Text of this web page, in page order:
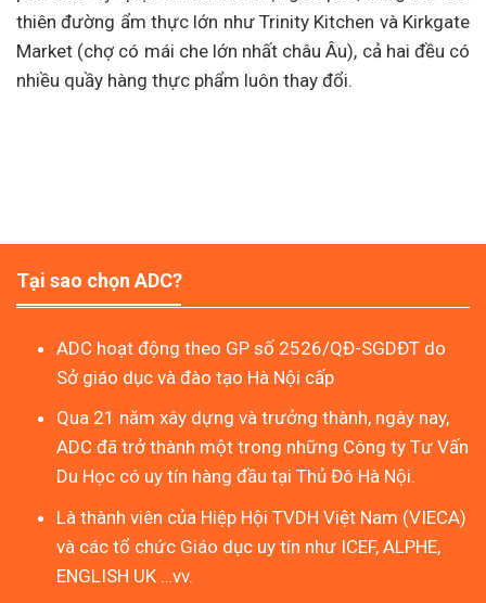
thiên đường ẩm thực lớn như Trinity Kitchen và Kirkgate
Market (chợ có mái che lớn nhất châu Âu), cả hai đều có
nhiều quầy hàng thực phẩm luôn thay đổi.
Tại sao chọn ADC?
ADC hoạt động theo GP số 2526/QĐ-SGDĐT do
Sở giáo dục và đào tạo Hà Nội cấp
Qua 21 năm xây dựng và trưởng thành, ngày nay,
ADC đã trở thành một trong những Công ty Tư Vấn
Du Học có uy tín hàng đầu tại Thủ Đô Hà Nội.
Là thành viên của Hiệp Hội TVDH Việt Nam (VIECA)
và các tổ chức Giáo dục uy tín như ICEF, ALPHE,
ENGLISH UK …vv.